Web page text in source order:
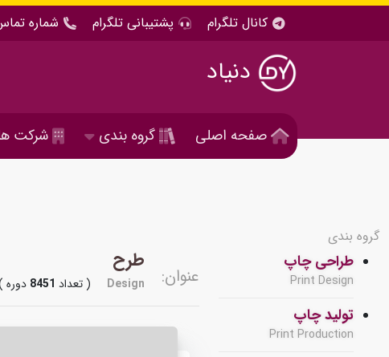
کانال تلگرام پشتیبانی تلگرام شماره
دنیاد
صفحه اصلی گروه بندی شرکت
گروه بندی
طراحی چاپ
Print Design
تولید چاپ
Print Production
عنوان:
طرح
Design ( تعداد 8451 دوره